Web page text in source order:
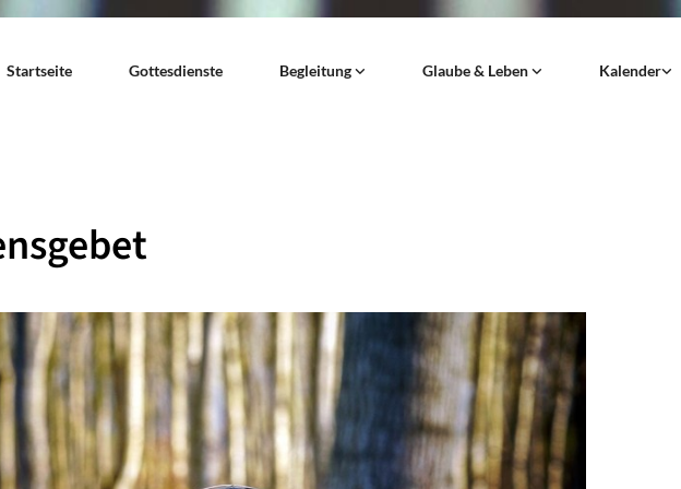
Startseite Gottesdienste Begleitung Glaube & Leben Kalender